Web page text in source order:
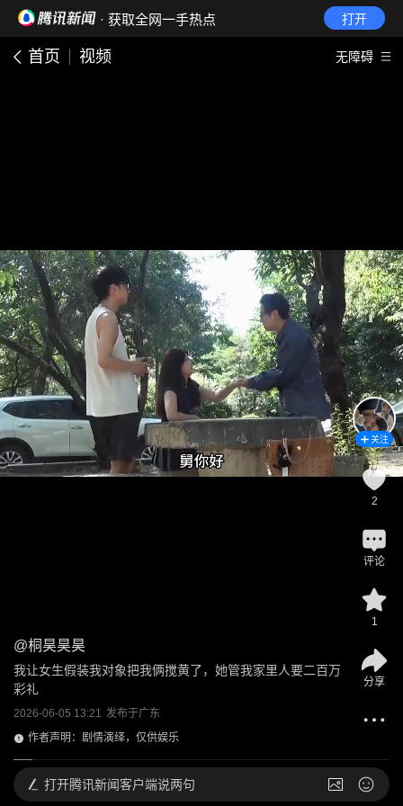
· 获取全网一手热点 打开
首页 视频 无障碍
@桐昊昊昊
我让女生假装我对象把我俩搅黄了，她管我家里人要二百万
彩礼
2026-06-05 13:21 发布于广东
作者声明：剧情演绎，仅供娱乐
关注
2
评论
1
分享
打开腾讯新闻客户端说两句